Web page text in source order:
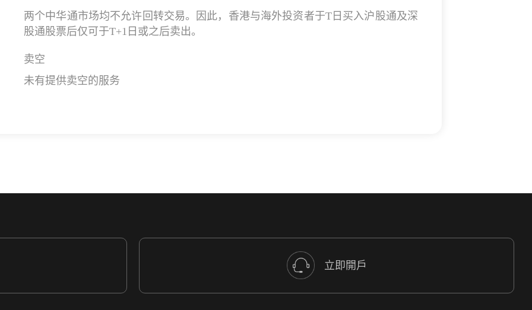
两个中华通市场均不允许回转交易。因此，香港与海外投资者于T日买入沪股通及深
股通股票后仅可于T+1日或之后卖出。
卖空
未有提供卖空的服务
立即開戶